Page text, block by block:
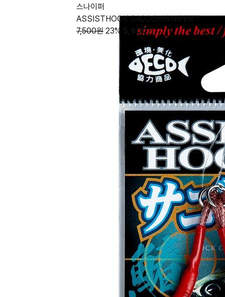
스나이퍼
ASSISTHOOK SAGOSHISNIPER
7,500원 23% 5,800원